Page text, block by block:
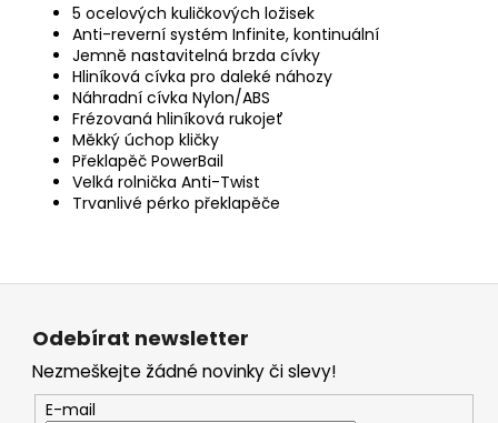
5 ocelových kuličkových ložisek
Anti-reverní systém Infinite, kontinuální
Jemně nastavitelná brzda cívky
Hliníková cívka pro daleké náhozy
Náhradní cívka Nylon/ABS
Frézovaná hliníková rukojeť
Měkký úchop kličky
Překlapěč PowerBail
Velká rolnička Anti-Twist
Trvanlivé pérko překlapěče
Z
Odebírat newsletter
Nezmeškejte žádné novinky či slevy!
E-mail